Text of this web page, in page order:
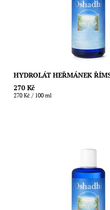
Vyprodáno
Oshadhi
HYDROLÁT HEŘMÁNEK
270 Kč
270 Kč / 100 ml
Ekologické zemědělství
Skladem
Oshadhi